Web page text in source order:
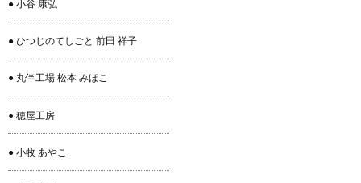
● 小谷 康弘
● ひつじのてしごと 前田 祥子
● 丸伴工場 松本 みほこ
● 穂屋工房
● 小牧 あやこ